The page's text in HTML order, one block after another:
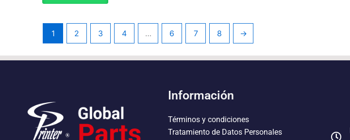
1 2 3 4 … 6 7 8 →
Información
Términos y condiciones
Tratamiento de Datos Personales